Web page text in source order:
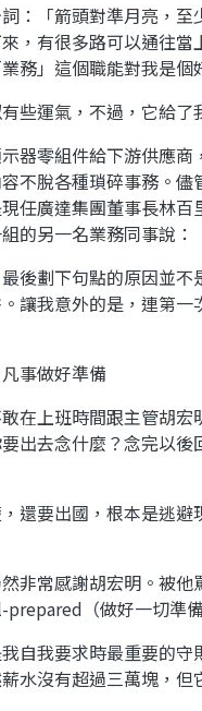
：「箭頭對準月亮，
，有很多路可以通往
務」這個職能對我是個
些運氣，不過，它給
器零組件給下游供應
不脫各種瑣碎事務。
任廣達集團董事長林
的另一名業務同事說：
後劃下句點的原因並
讓我意外的是，連第一
事做好準備
在上班時間跟主管胡
出去念什麼？念完以
，還要出國，根本是逃
非常感謝胡宏明。被
（做好一切準
自我要求時最重要的
水沒有超過三萬塊，但